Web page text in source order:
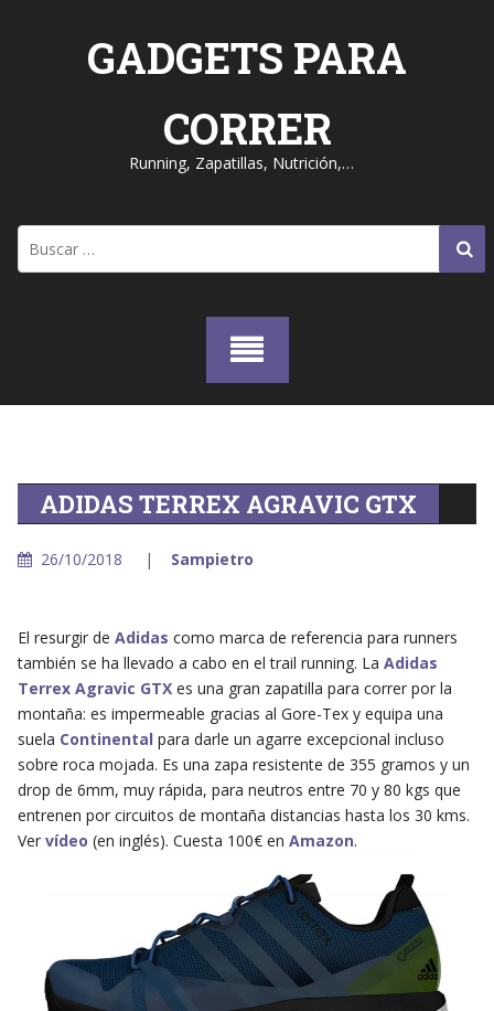
GADGETS PARA
CORRER
Running, Zapatillas, Nutrición,…
ADIDAS TERREX AGRAVIC GTX
26/10/2018 Sampietro
El resurgir de Adidas como marca de referencia para runners
también se ha llevado a cabo en el trail running. La Adidas
Terrex Agravic GTXes una gran zapatilla para correr por la
montaña: es impermeable gracias al Gore-Tex y equipa una
suela Continental para darle un agarre excepcional incluso
sobre roca mojada. Es una zapa resistente de 355 gramos y un
drop de 6mm, muy rápida, para neutros entre 70 y 80 kgs que
entrenen por circuitos de montaña distancias hasta los 30 kms.
Ver vídeo (en inglés). Cuesta 100€ en Amazon.